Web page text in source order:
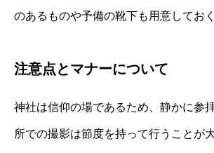
のあるものや予備の靴下も用意してお
注意点とマナーについて
神社は信仰の場であるため、静かに参
所での撮影は節度を持って行うことが